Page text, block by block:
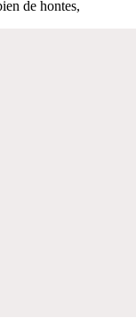
de hontes,